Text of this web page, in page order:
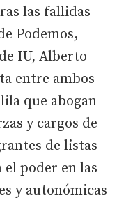
las fallidas
Podemos,
IU, Alberto
entre ambos
que abogan
y cargos de
de listas
poder en las
y autonómicas